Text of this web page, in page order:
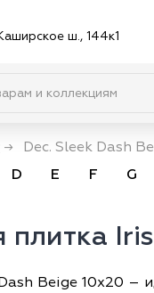
ш., 144к1
→
Dec. Sleek Dash
D E F G
плитка
Beige 10x20